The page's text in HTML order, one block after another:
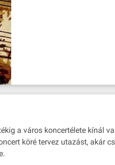
a város koncertélete kínál
köré tervez utazást, akár